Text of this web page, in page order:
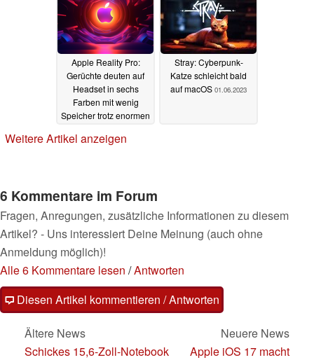
Apple Reality Pro:
Gerüchte deuten auf
Headset in sechs
Farben mit wenig
Speicher trotz enormen
Stray: Cyberpunk-
Katze schleicht bald
auf macOS 01.06.2023
Weitere Artikel anzeigen
6 Kommentare im Forum
Fragen, Anregungen, zusätzliche Informationen zu diesem
Artikel? - Uns interessiert Deine Meinung (auch ohne
Anmeldung möglich)!
Alle 6 Kommentare lesen /Antworten
Diesen Artikel kommentieren / Antworten
Ältere News
Schickes 15,6-Zoll-Notebook
Neuere News
Apple iOS 17 macht